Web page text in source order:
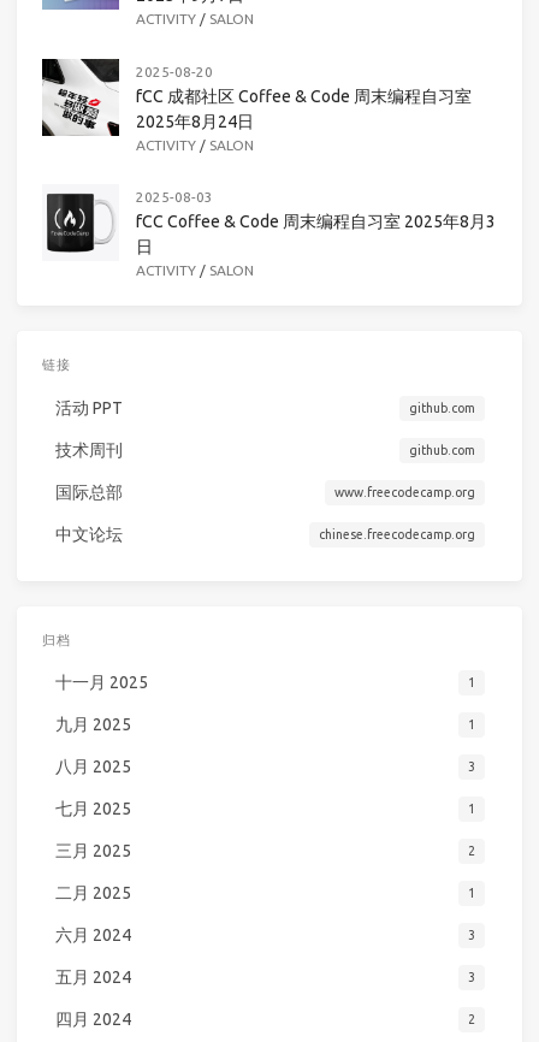
ACTIVITY / SALON
2025-08-20
fCC 成都社区 Coffee & Code 周末编程自习室
2025年8月24日
ACTIVITY / SALON
2025-08-03
fCC Coffee & Code 周末编程自习室 2025年8月3
日
ACTIVITY / SALON
链接
活动 PPT github.com
技术周刊 github.com
国际总部 www.freecodecamp.org
中文论坛 chinese.freecodecamp.org
归档
十一月 2025 1
九月 2025 1
八月 2025 3
七月 2025 1
三月 2025 2
二月 2025 1
六月 2024 3
五月 2024 3
四月 2024 2